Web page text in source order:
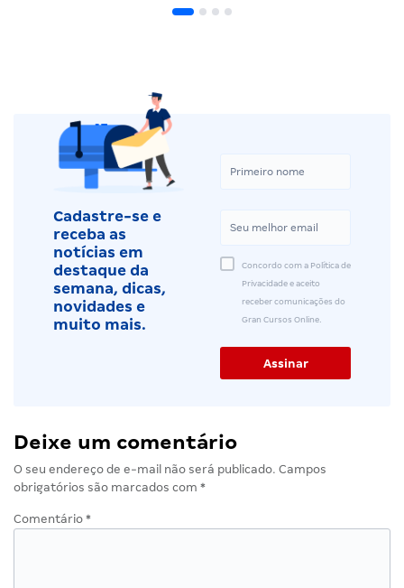
Cadastre-se e
receba as
notícias em
destaque da
semana, dicas,
novidades e
muito mais.
Concordo com a Política de
Privacidade e aceito
receber comunicações do
Gran Cursos Online.
Deixe um comentário
O seu endereço de e-mail não será publicado. Campos
obrigatórios são marcados com *
Comentário *